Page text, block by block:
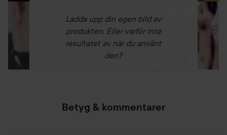
Ladda upp din egen bild av
produkten. Eller varför inte
resultatet av när du använt
den?
Betyg & kommentarer